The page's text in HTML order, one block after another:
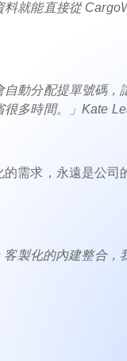
料就能直接從
自動分配提單號碼
多時間。」Kate
需求，永遠是公
客製化的內建整合